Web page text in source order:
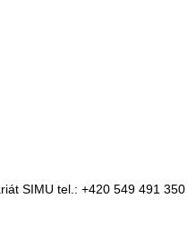
SIMU tel.: +420 549 491 350